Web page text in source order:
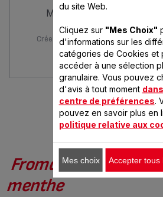
multi delices sans bpa
YG6581FR
Créez les desserts de vos envies
VOUS AIMEREZ
Fromage frais au
menthe
du site Web.
Cliquez sur "Mes Choix"
d'informations sur les
catégories de Cookies et
accéder à une sélection
granulaire. Vous pouvez
d'avis à tout moment
centre de préférences.
pouvez en savoir plus en
politique relative aux
Mes choix Accepter tous